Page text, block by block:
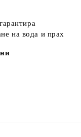
гарантира
на вода и прах